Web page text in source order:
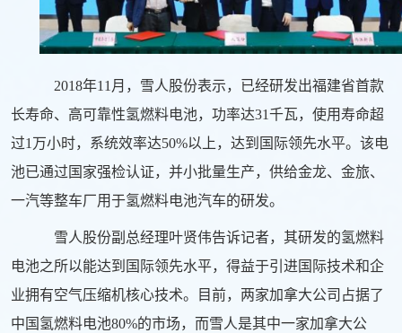
2018年11月，雪人股份表示，已经研发出福建省首款
长寿命、高可靠性氢燃料电池，功率达31千瓦，使用寿命超
过1万小时，系统效率达50%以上，达到国际领先水平。该电
池已通过国家强检认证，并小批量生产，供给金龙、金旅、
一汽等整车厂用于氢燃料电池汽车的研发。
雪人股份副总经理叶贤伟告诉记者，其研发的氢燃料
电池之所以能达到国际领先水平，得益于引进国际技术和企
业拥有空气压缩机核心技术。目前，两家加拿大公司占据了
中国氢燃料电池80%的市场，而雪人是其中一家加拿大公